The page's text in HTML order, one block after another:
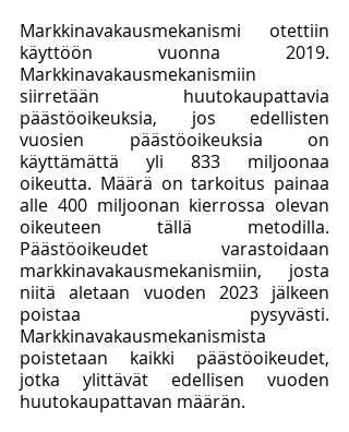
Markkinavakausmekanismi otettiin
käyttöön vuonna 2019.
Markkinavakausmekanismiin
siirretään huutokaupattavia
päästöoikeuksia, jos edellisten
vuosien päästöoikeuksia on
käyttämättä yli 833 miljoonaa
oikeutta. Määrä on tarkoitus painaa
alle 400 miljoonan kierrossa olevan
oikeuteen tällä metodilla.
Päästöoikeudet varastoidaan
markkinavakausmekanismiin, josta
niitä aletaan vuoden 2023 jälkeen
poistaa pysyvästi.
Markkinavakausmekanismista
poistetaan kaikki päästöoikeudet,
jotka ylittävät edellisen vuoden
huutokaupattavan määrän.